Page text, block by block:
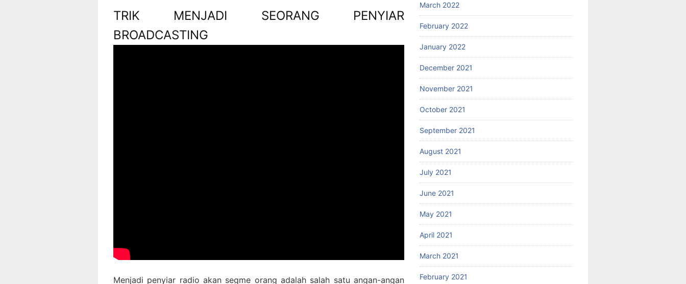
TRIK MENJADI SEORANG PENYIAR
BROADCASTING
Menjadi penyiar radio akan segme orang adalah salah satu angan-angan
March 2022
February 2022
January 2022
December 2021
November 2021
October 2021
September 2021
August 2021
July 2021
June 2021
May 2021
April 2021
March 2021
February 2021